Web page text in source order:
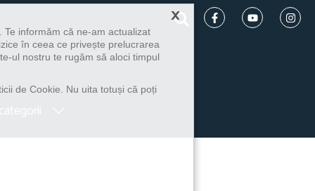
×
informăm că ne-am actualizat
în ceea ce privește prelucrarea
ul nostru te rugăm să aloci timpul
de Cookie. Nu uita totuși că poți